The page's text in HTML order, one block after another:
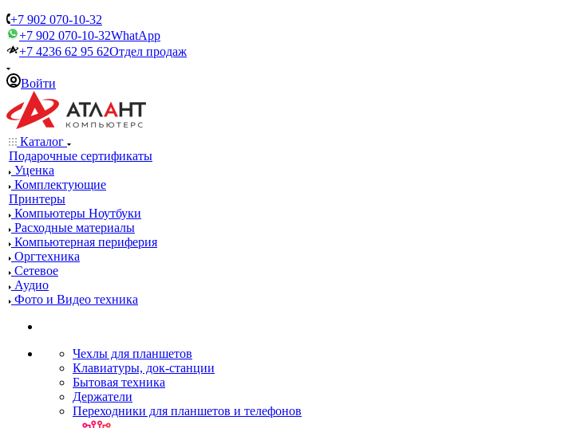
+7 902 070-10-32
+7 902 070-10-32WhatApp
+7 4236 62 95 62Отдел продаж
Войти
Каталог
Подарочные сертификаты
Уценка
Комплектующие
Принтеры
Компьютеры Ноутбуки
Расходные материалы
Компьютерная периферия
Оргтехника
Сетевое
Аудио
Фото и Видео техника
Чехлы для планшетов
Клавиатуры, док-станции
Бытовая техника
Держатели
Переходники для планшетов и телефонов